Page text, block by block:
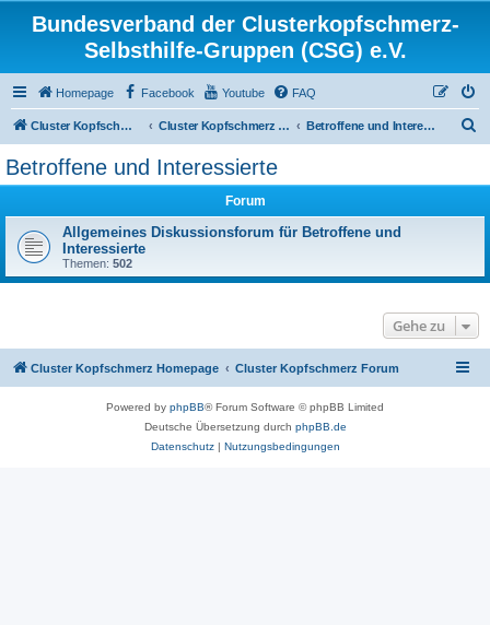
Bundesverband der Clusterkopfschmerz-
Selbsthilfe-Gruppen (CSG) e.V.
Homepage Facebook Youtube FAQ
Cluster Kopfschmerz Homepage Cluster Kopfschmerz Forum Betroffene und Interessierte
Betroffene und Interessierte
Forum
Allgemeines Diskussionsforum für Betroffene und
Interessierte
Themen: 502
Gehe zu
Cluster Kopfschmerz Homepage Cluster Kopfschmerz Forum
Powered by phpBB® Forum Software © phpBB Limited
Deutsche Übersetzung durch phpBB.de
Datenschutz| Nutzungsbedingungen